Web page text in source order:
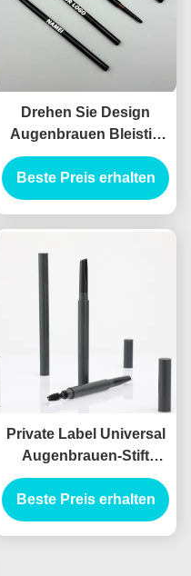
Drehen Sie Design
Augenbrauen Bleistift
Behälter ABS Material
Automatische Formel
Beste Preis erhalten
Private Label Universal
Augenbrauen-Stift
Tragbares
Augenbrauen-Makeup-
Stift-Rohr Doppel-Ende
Beste Preis erhalten